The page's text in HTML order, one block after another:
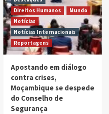
Direitos Humanos
Mundo
Notícias
Notícias Internacionais
Reportagens
Apostando em diálogo
contra crises,
Moçambique se despede
do Conselho de
Segurança